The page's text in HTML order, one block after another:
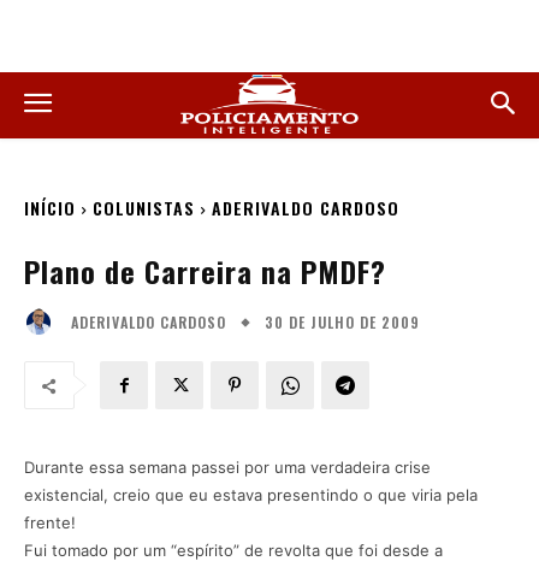
INÍCIO COLUNISTAS ADERIVALDO CARDOSO
Plano de Carreira na PMDF?
ADERIVALDO CARDOSO 30 DE JULHO DE 2009
Durante essa semana passei por uma verdadeira crise
existencial, creio que eu estava presentindo o que viria pela
frente!
Fui tomado por um “espírito” de revolta que foi desde a